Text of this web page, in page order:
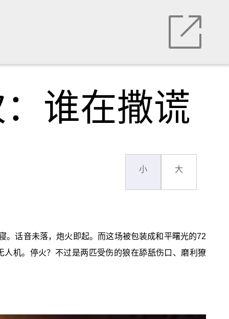
谁在撒谎
小 大
话音未落，炮火即起。而这场被包装成和平曙光的72
机。停火？不过是两匹受伤的狼在舔舐伤口、磨利獠